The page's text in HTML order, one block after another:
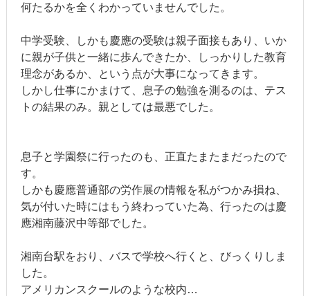
何たるかを全くわかっていませんでした。
中学受験、しかも慶應の受験は親子面接もあり、いか
に親が子供と一緒に歩んできたか、しっかりした教育
理念があるか、という点が大事になってきます。
しかし仕事にかまけて、息子の勉強を測るのは、テス
トの結果のみ。親としては最悪でした。
息子と学園祭に行ったのも、正直たまたまだったので
す。
しかも慶應普通部の労作展の情報を私がつかみ損ね、
気が付いた時にはもう終わっていた為、行ったのは慶
應湘南藤沢中等部でした。
湘南台駅をおり、バスで学校へ行くと、びっくりしま
した。
アメリカンスクールのような校内…